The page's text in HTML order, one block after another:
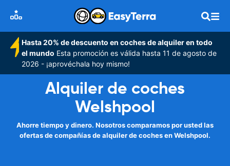
Hasta 20% de descuento en coches de alquiler en todo
el mundo Esta promoción es válida hasta 11 de agosto de
2026 - ¡aprovéchala hoy mismo!
Alquiler de coches
Welshpool
Ahorre tiempo y dinero. Nosotros comparamos por usted las
ofertas de compañías de alquiler de coches en Welshpool.